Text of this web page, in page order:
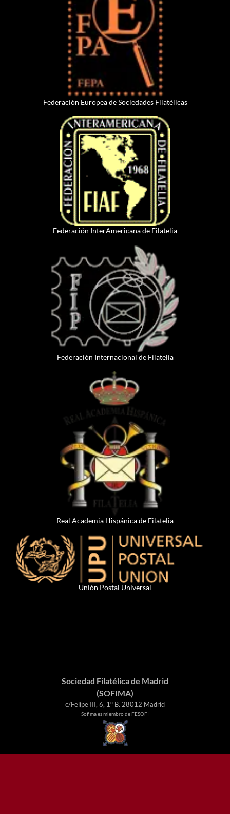
Federación Europea de Sociedades Filatélicas
Federación InterAmericana de Filatelia
Federación Internacional de Filatelia
Real Academia Hispánica de Filatelia
Unión Postal Universal
Sociedad Filatélica de Madrid
(SOFIMA)
c/Felipe III, 6, 1º B. 28012 Madrid
Sofima es miembro de FESOFI